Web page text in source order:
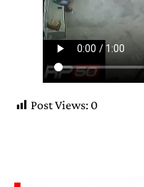
Post Views: 0